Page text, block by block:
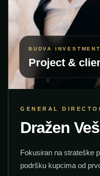
BUDVA
Project &
GENERAL
Dražen
Fokusiran na strateške
podršku kupcima od